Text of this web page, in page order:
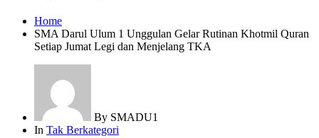
Home
SMA Darul Ulum 1 Unggulan Gelar Rutinan Khotmil Quran
Setiap Jumat Legi dan Menjelang TKA
By SMADU1
In Tak Berkategori